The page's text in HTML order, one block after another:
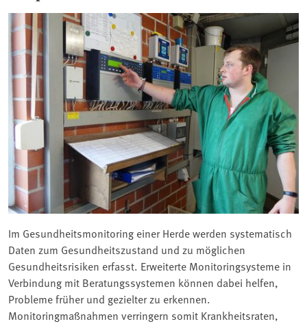
Im Gesundheitsmonitoring einer Herde werden systematisch
Daten zum Gesundheitszustand und zu möglichen
Gesundheitsrisiken erfasst. Erweiterte Monitoringsysteme in
Verbindung mit Beratungssystemen können dabei helfen,
Probleme früher und gezielter zu erkennen.
Monitoringmaßnahmen verringern somit Krankheitsraten,